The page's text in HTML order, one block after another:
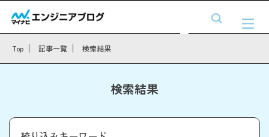
Top 記事一覧 検索結果
検索結果